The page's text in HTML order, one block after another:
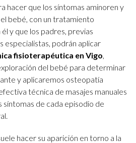
hacer que los síntomas aminoren y
bebé, con un tratamiento
y que los padres, previas
especialistas, podrán aplicar
fisioterapéutica en Vigo,
del bebé para determinar
y aplicaremos osteopatía
técnica de masajes manuales
síntomas de cada episodio de
hacer su aparición en torno a la